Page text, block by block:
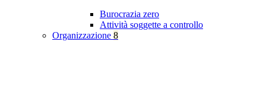
Burocrazia zero
Attività soggette a controllo
Organizzazione 8